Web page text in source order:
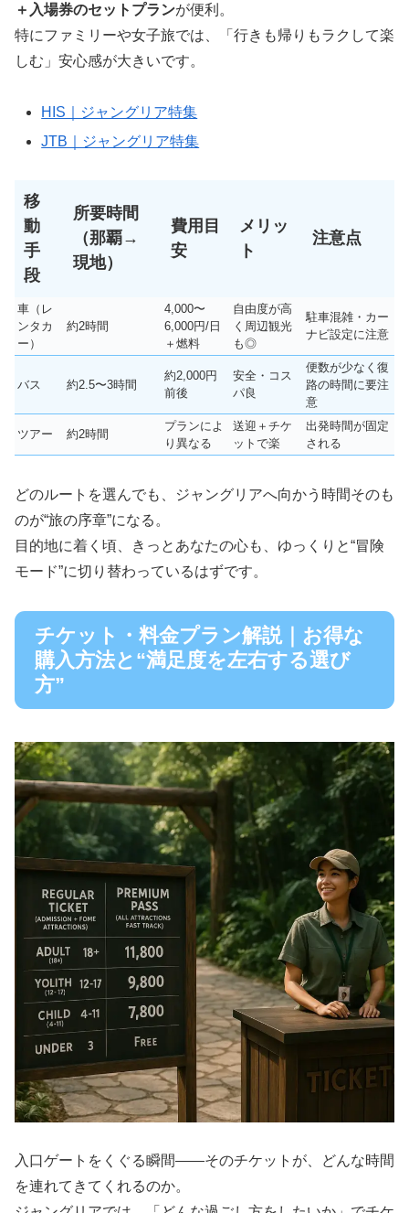
＋入場券のセットプランが便利。
特にファミリーや女子旅では、「行きも帰りもラクして楽
しむ」安心感が大きいです。
HIS｜ジャングリア特集
JTB｜ジャングリア特集
移
動
手
段
所要時間
（那覇→
現地）
費用目
安
メリッ
ト
注意点
車（レ
ンタカ
ー）
約2時間
4,000〜
6,000円/日
＋燃料
自由度が高
く周辺観光
も◎
駐車混雑・カー
ナビ設定に注意
バス 約2.5〜3時間
約2,000円
前後
安全・コス
パ良
便数が少なく復
路の時間に要注
意
ツアー 約2時間
プランによ
り異なる
送迎＋チケ
ットで楽
出発時間が固定
される
どのルートを選んでも、ジャングリアへ向かう時間そのも
のが“旅の序章”になる。
目的地に着く頃、きっとあなたの心も、ゆっくりと“冒険
モード”に切り替わっているはずです。
チケット・料金プラン解説｜お得な
購入方法と“満足度を左右する選び
方”
入口ゲートをくぐる瞬間――そのチケットが、どんな時間
を連れてきてくれるのか。